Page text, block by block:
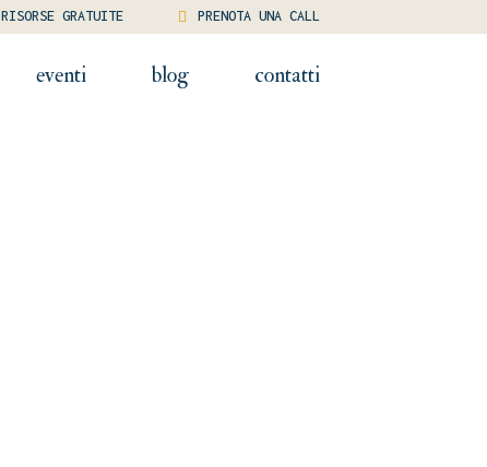
RISORSE GRATUITE PRENOTA UNA CALL
eventi blog contatti